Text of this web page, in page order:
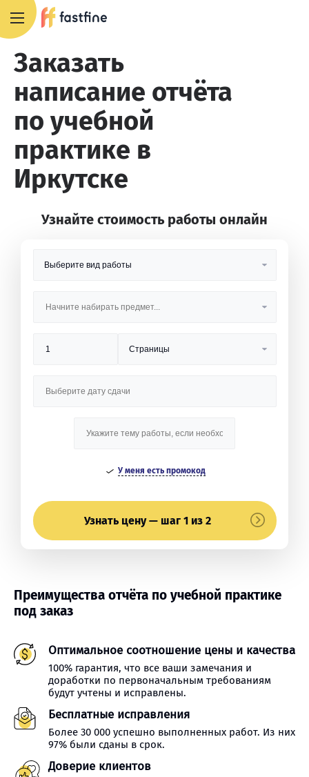
Заказать
написание отчёта
по учебной
практике в
Иркутске
Узнайте стоимость работы онлайн
У меня есть промокод
Узнать цену — шаг 1 из 2
Преимущества отчёта по учебной практике
под заказ
Оптимальное соотношение цены и качества
100% гарантия, что все ваши замечания и
доработки по первоначальным требованиям
будут учтены и исправлены.
Бесплатные исправления
Более 30 000 успешно выполненных работ. Из них
97% были сданы в срок.
Доверие клиентов